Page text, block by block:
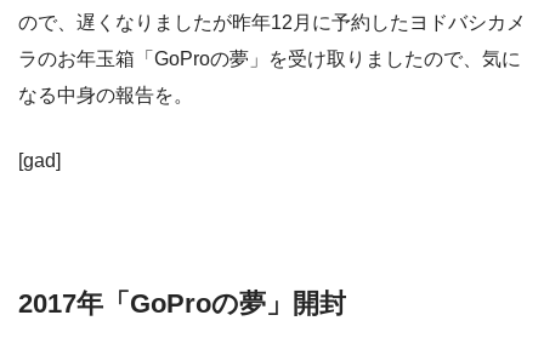
ので、遅くなりましたが昨年12月に予約したヨドバシカメ
ラのお年玉箱「GoProの夢」を受け取りましたので、気に
なる中身の報告を。
[gad]
2017年「GoProの夢」開封